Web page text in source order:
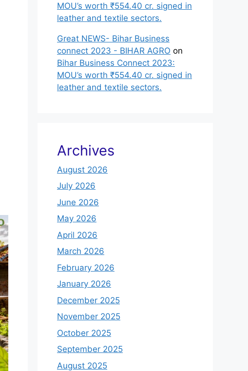
MOU’s worth ₹554.40 cr. signed in
leather and textile sectors.
Great NEWS- Bihar Business
connect 2023 - BIHAR AGRO on
Bihar Business Connect 2023:
MOU’s worth ₹554.40 cr. signed in
leather and textile sectors.
Archives
August 2026
July 2026
June 2026
May 2026
April 2026
March 2026
February 2026
January 2026
December 2025
November 2025
October 2025
September 2025
August 2025